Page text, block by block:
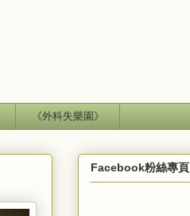
《外科失樂園》
Facebook粉絲專頁